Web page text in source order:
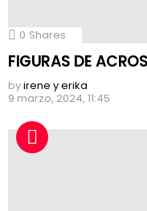
0 Shares
FIGURAS DE
byirene y erika
9 marzo, 2024, 11:45